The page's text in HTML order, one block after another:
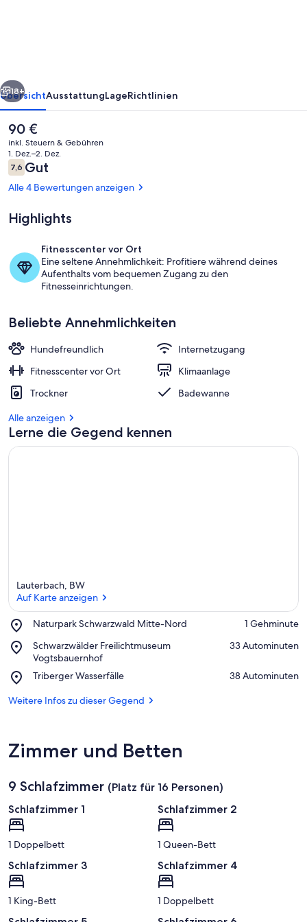
Weiter
18+
ÜbersichtAusstattungLageRichtlinien
Der
aktuelle
Preis
beträgt
90 €.
90 €
inkl. Steuern & Gebühren
1. Dez.–2. Dez.
Bewertungen
7,67,6 von 10.
Gut
Alle 4 Bewertungen anzeigen
Highlights
Fitnesscenter vor Ort
Eine seltene Annehmlichkeit: Profitiere während deines
Aufenthalts vom bequemen Zugang zu den
Fitnesseinrichtungen.
Beliebte Annehmlichkeiten
Hundefreundlich
Internetzugang
Fitnesscenter vor Ort
Klimaanlage
Trockner
Badewanne
Alle anzeigen
Lerne die Gegend kennen
Lauterbach, BW
Auf Karte anzeigen
Naturpark Schwarzwald Mitte-Nord
Place,
Schwarzwald
Mitte-
Nord
‪1 Gehminute‬
Schwarzwälder Freilichtmuseum
Vogtsbauernhof
Place,
Schwarzwälder
Freilichtmuseum
Vogtsbauernhof
‪33 Autominuten‬
Triberger Wasserfälle
Place,
Wasserfälle
‪38 Autominuten‬
Weitere Infos zu dieser Gegend
Zimmer und Betten
9 Schlafzimmer (Platz für 16 Personen)
Schlafzimmer 1
1 Doppelbett
Schlafzimmer 2
1 Queen-Bett
Schlafzimmer 3
1 King-Bett
Schlafzimmer 4
1 Doppelbett